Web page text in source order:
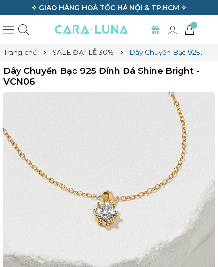
✧ GIAO HÀNG HOẢ TỐC HÀ NỘI & TP.HCM ✧
Trang chủ SALE ĐẠI LỄ 30%
Dây Chuyền Bạc 925
Dây Chuyền Bạc 925 Đính Đá Shine Bright -
VCN06